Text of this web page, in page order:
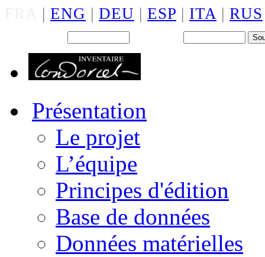
| ENG | DEU | ESP | ITA | RUS
Présentation
Le projet
L’équipe
Principes d'édition
Base de données
Données matérielles